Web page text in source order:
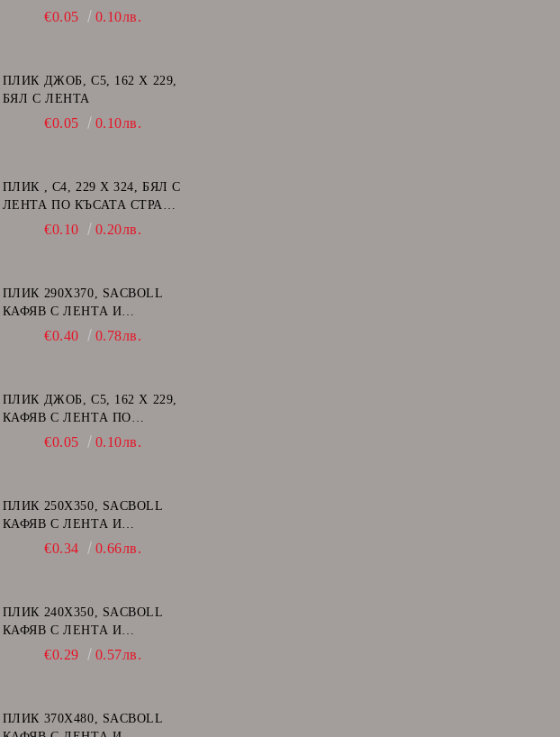
СТРАНА€0.05 0.10лв.
ПЛИК ДЖОБ, C5, 162 Х 229,
БЯЛ С ЛЕНТА
€0.05 0.10лв.
ПЛИК , C4, 229 Х 324, БЯЛ С
ЛЕНТА ПО КЪСАТА СТРАНА
С ДЕСЕН ПРОЗОРЕЦ
€0.10 0.20лв.
ПЛИК 290Х370, SACBOLL
КАФЯВ С ЛЕНТА И
ВЪЗДУШНИ .МЕХУРИ - H/18
€0.40 0.78лв.
ПЛИК ДЖОБ, C5, 162 Х 229,
КАФЯВ С ЛЕНТА ПО
КЪСАТА СТРАНА
€0.05 0.10лв.
ПЛИК 250Х350, SACBOLL
КАФЯВ С ЛЕНТА И
ВЪЗДУШНИ МЕХУРИ - G/17
€0.34 0.66лв.
ПЛИК 240Х350, SACBOLL
КАФЯВ С ЛЕНТА И
ВЪЗДУШНИ МЕХУРИ - F/16
€0.29 0.57лв.
ПЛИК 370Х480, SACBOLL